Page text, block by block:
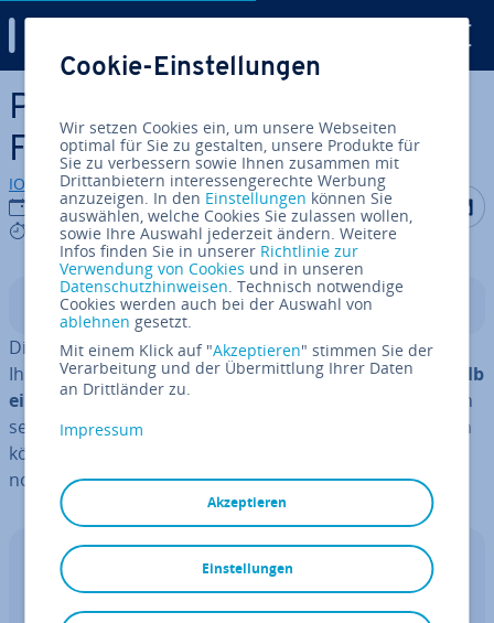
Zum Haupt­in­halt springen
Pandas-isna()-Funktion:
Fehlende Werte erkennen
IONOS Redaktion
28.08.2024
2 mins
Auf Auf
In­halts­ver­zeich­nis
Die Python-Pandas-Funktion DataFrame.isna() hilft
Ihnen dabei,fehlende Daten ( NaN oder None ) innerhalb
eines Da­ta­Frames zu iden­ti­fi­zie­ren
. Das kann hilfreich
sein, um fest­zu­stel­len, ob geplante Analysen statt­fin­den
können oder ob zuvor eine Be­rei­ni­gung der Daten
notwendig ist.
Web­hos­ting
Das beste Web­hos­ting zum Spit­zen­
Cookie-Einstellungen
Wir setzen Cookies ein, um unsere Webseiten
optimal für Sie zu gestalten, unsere Produkte für
Sie zu verbessern sowie Ihnen zusammen mit
Drittanbietern interessengerechte Werbung
anzuzeigen. In den Einstellungen können Sie
auswählen, welche Cookies Sie zulassen wollen,
sowie Ihre Auswahl jederzeit ändern. Weitere
Infos finden Sie in unserer Richtlinie zur
Verwendung von Cookies und in unseren
Datenschutzhinweisen. Technisch notwendige
Cookies werden auch bei der Auswahl von
ablehnen gesetzt.
Mit einem Klick auf "Akzeptieren" stimmen Sie der
Verarbeitung und der Übermittlung Ihrer Daten
an Drittländer zu.
Impressum
Akzeptieren
Einstellungen